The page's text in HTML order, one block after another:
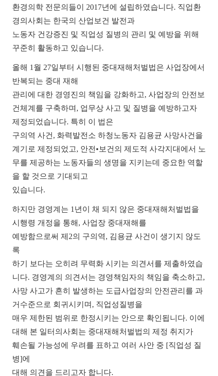
환경의학 전문의들이 2017년에 설립하였습니다. 직업환
경의사회는 한국의 산업보건 발전과
노동자 건강증진 및 직업성 질병의 관리 및 예방을 위해
꾸준히 활동하고 있습니다.
올해 1 월 27일부터 시행된 중대재해처벌법은 사업장에서
반복되는 중대 재해
관리에 대한 경영진의 책임을 강화하고, 사업장의 안전보
건체계를 구축하며 , 업무상 사고 및 질병을 예방하고자
제정되었습니다. 특히 이 법은
구의역 사건 , 화력발전소 하청노동자 김용균 사망사건을
계기로 제정되었고, 안전•보건의 제도적 사각지대에서 노
무를 제공하는 노동자들의 생명을 지키는데 중요한 역할
을 할 것으로 기대되고
있습니다.
하지만 경영계는 1 년이 채 되지 않은 중대재해처벌법을
시행령 개정을 통해 , 사업장 중대재해를
예방함으로써 제 2의 구의역, 김용균 사건이 생기지 않도
록
하기 보다는 오히려 무력화 시키는 의견서를 제출하였습
니다. 경영계의 의견서는 경영책임자의 책임을 축소하고,
사망 사고가 흔히 발생하는 도급사업장의 안전관리를 과
거수준으로 회귀시키며 , 직업성질병을
매우 제한된 범위로 한정시키는 안으로 확인됩니다. 이에
대해 본 일터의사회는 중대재해처벌법의 제정 취지가
훼손될 가능성에 우려를 표하고 여러 사안 중 [직업성 질
병]에
대해 의견을 드리고자 합니다.